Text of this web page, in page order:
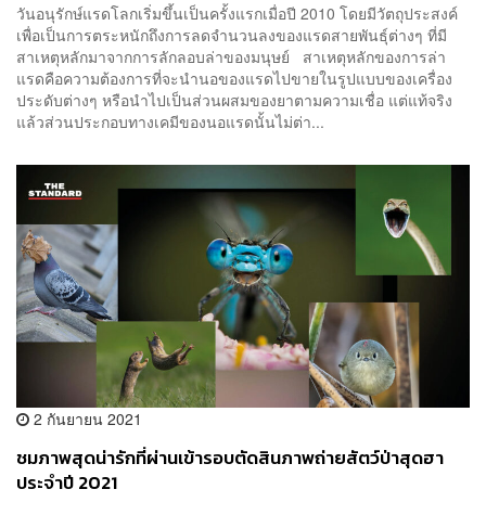
วันอนุรักษ์แรดโลกเริ่มขึ้นเป็นครั้งแรกเมื่อปี 2010 โดยมีวัตถุประสงค์
เพื่อเป็นการตระหนักถึงการลดจำนวนลงของแรดสายพันธุ์ต่างๆ ที่มี
สาเหตุหลักมาจากการลักลอบล่าของมนุษย์ สาเหตุหลักของการล่า
แรดคือความต้องการที่จะนำนอของแรดไปขายในรูปแบบของเครื่อง
ประดับต่างๆ หรือนำไปเป็นส่วนผสมของยาตามความเชื่อ แต่แท้จริง
แล้วส่วนประกอบทางเคมีของนอแรดนั้นไม่ต่า...
2 กันยายน 2021
ชมภาพสุดน่ารักที่ผ่านเข้ารอบตัดสินภาพถ่ายสัตว์ป่าสุดฮา
ประจำปี 2021